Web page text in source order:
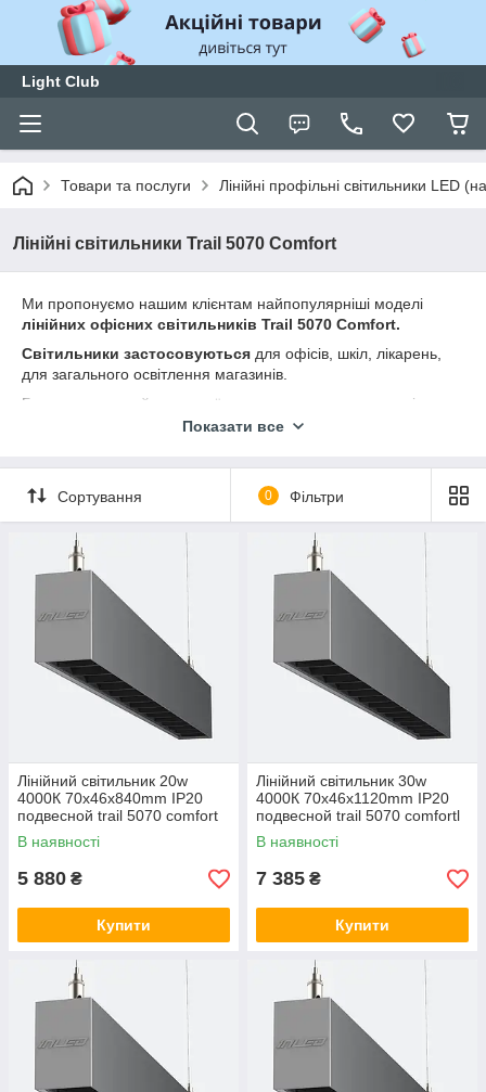
Light Club
Товари та послуги Лінійні профільні світильники LED
Лінійні світильники Trail 5070 Comfort
Ми пропонуємо нашим клієнтам найпопулярніші моделі
лінійних офісних світильників Trail 5070 Comfort.
Світильники застосовуються для офісів, шкіл, лікарень,
для загального освітлення магазинів.
Будь ласка, ознайомтеся з їх характеристиками в описі.
Придбавши товар з каталогу,LIGHT CLUB надасть 3-х річну
Будемо раді, якщо Ви приймете рішення стати клієнтом
LIGHT CLUB і постараємося заробити максимальну оцінку у
відгуках).
Якщо Вам знадобиться додаткова інформація - будь ласка,
не соромтеся зв'язатися з нами за вказаним номером
телефону, Viber або e-mail.
Більше інформації про компанію на сайті
http://lightclub.com.ua
З повагою команда LIGHT CLUB.
Показати все
Сортування 0 Фільтри
Лінійний світильник 20w
4000К 70х46х840mm IP20
подвесной trail 5070 comfort
LC-LED-D20-840
В наявності
5 880 ₴
Купити
Лінійний світильник 30w
4000К 70х46х1120mm IP20
подвесной trail 5070 comfortl
LC-LED-D30-1120
В наявності
7 385 ₴
Купити